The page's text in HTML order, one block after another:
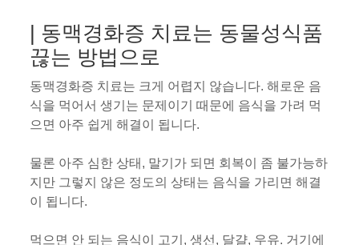
| 동맥경화증 치료는 동물성식품
끊는 방법으로
동맥경화증 치료는 크게 어렵지 않습니다. 해로운 음
식을 먹어서 생기는 문제이기 때문에 음식을 가려 먹
으면 아주 쉽게 해결이 됩니다.
물론 아주 심한 상태, 말기가 되면 회복이 좀 불가능하
지만 그렇지 않은 정도의 상태는 음식을 가리면 해결
이 됩니다.
먹으면 안 되는 음식이 고기, 생선, 달걀, 우유. 거기에